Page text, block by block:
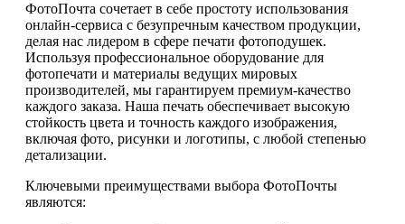
ФотоПочта сочетает в себе простоту использования
онлайн-сервиса с безупречным качеством продукции,
делая нас лидером в сфере печати фотоподушек.
Используя профессиональное оборудование для
фотопечати и материалы ведущих мировых
производителей, мы гарантируем премиум-качество
каждого заказа. Наша печать обеспечивает высокую
стойкость цвета и точность каждого изображения,
включая фото, рисунки и логотипы, с любой степенью
детализации.
Ключевыми преимуществами выбора ФотоПочты
являются: